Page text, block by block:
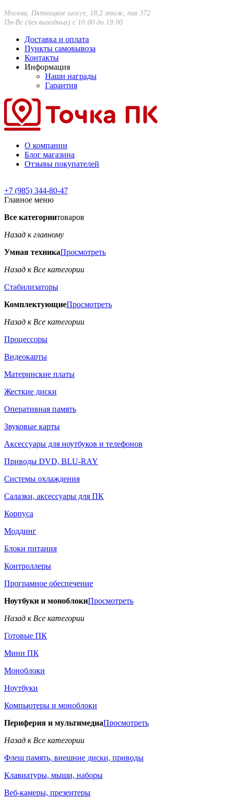
Москва, Пятницкое шоссе, 18,2 этаж, пав 372
Пн-Вс (без выходных) с 10:00 до 19:00
Доставка и оплата
Пункты самовывоза
Контакты
Информация
Наши награды
Гарантия
О компании
Блог магазина
Отзывы покупателей
+7 (985) 344-80-47
Главное меню
Все категориитоваров
Назад к главному
Умная техникаПросмотреть
Назад к Все категории
Стабилизаторы
КомплектующиеПросмотреть
Назад к Все категории
Процессоры
Видеокарты
Материнские платы
Жесткие диски
Оперативная память
Звуковые карты
Аксессуары для ноутбуков и телефонов
Приводы DVD, BLU-RAY
Системы охлаждения
Салазки, аксессуары для ПК
Корпуса
Моддинг
Блоки питания
Контроллеры
Програмное обеспечение
Ноутбуки и моноблокиПросмотреть
Назад к Все категории
Готовые ПК
Мини ПК
Моноблоки
Ноутбуки
Компьютеры и моноблоки
Периферия и мультимедиаПросмотреть
Назад к Все категории
Флеш память, внешние диски, приводы
Клавиатуры, мыши, наборы
Веб-камеры, презентеры